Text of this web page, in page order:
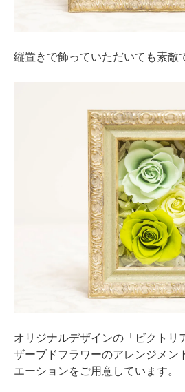
縦置きで飾っていただいても素敵
オリジナルデザインの「ビクトリ
ザーブドフラワーのアレンジメン
エーションをご用意しています。